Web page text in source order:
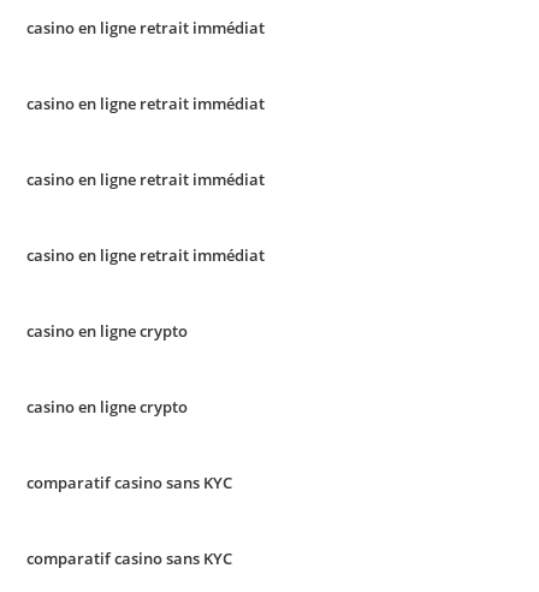
casino en ligne retrait immédiat
casino en ligne retrait immédiat
casino en ligne retrait immédiat
casino en ligne retrait immédiat
casino en ligne crypto
casino en ligne crypto
comparatif casino sans KYC
comparatif casino sans KYC